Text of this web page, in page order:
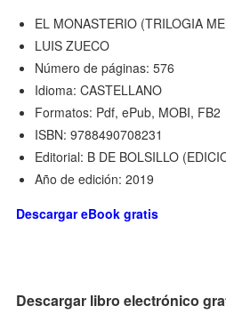
EL MONASTERIO (TRILOGIA
LUIS ZUECO
Número de páginas: 576
Idioma: CASTELLANO
Formatos: Pdf, ePub, MOBI, FB2
ISBN: 9788490708231
Editorial: B DE BOLSILLO
Año de edición: 2019
Descargar eBook gratis
Descargar libro electrónico